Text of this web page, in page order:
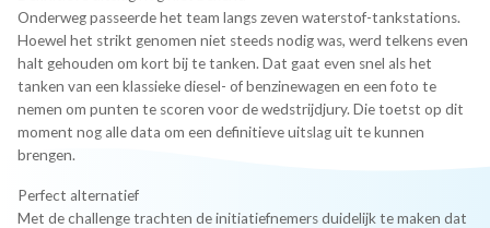
Onderweg passeerde het team langs zeven waterstof-tankstations.
Hoewel het strikt genomen niet steeds nodig was, werd telkens even
halt gehouden om kort bij te tanken. Dat gaat even snel als het
tanken van een klassieke diesel- of benzinewagen en een foto te
nemen om punten te scoren voor de wedstrijdjury. Die toetst op dit
moment nog alle data om een definitieve uitslag uit te kunnen
brengen.
Perfect alternatief
Met de challenge trachten de initiatiefnemers duidelijk te maken dat